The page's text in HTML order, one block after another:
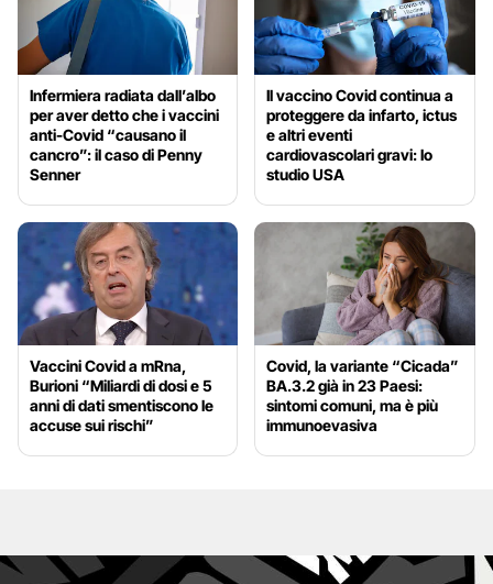
Infermiera radiata dall’albo
per aver detto che i vaccini
anti-Covid “causano il
cancro”: il caso di Penny
Senner
Il vaccino Covid continua a
proteggere da infarto, ictus
e altri eventi
cardiovascolari gravi: lo
studio USA
Vaccini Covid a mRna,
Burioni “Miliardi di dosi e 5
anni di dati smentiscono le
accuse sui rischi”
Covid, la variante “Cicada”
BA.3.2 già in 23 Paesi:
sintomi comuni, ma è più
immunoevasiva